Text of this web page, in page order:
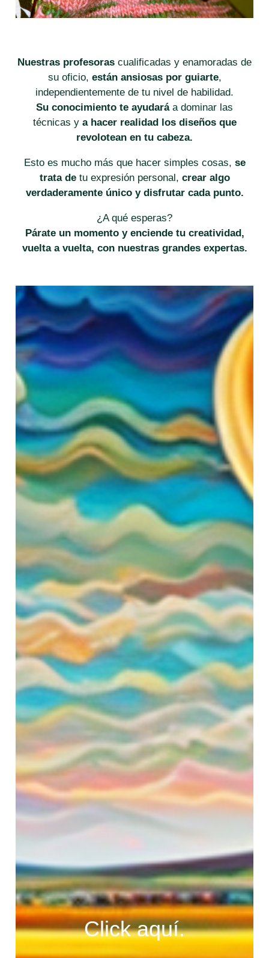
Nuestras profesoras cualificadas y enamoradas de
su oficio, están ansiosas por guiarte,
independientemente de tu nivel de habilidad.
Su conocimiento te ayudaráa dominar las
técnicas y a hacer realidad los diseños que
revolotean en tu cabeza.
Esto es mucho más que hacer simples cosas, se
trata detu expresión personal, crear algo
verdaderamente único y disfrutar cada punto.
¿A qué esperas?
Párate un momento y enciende tu creatividad,
vuelta a vuelta, con nuestras grandes expertas.
Click aquí.